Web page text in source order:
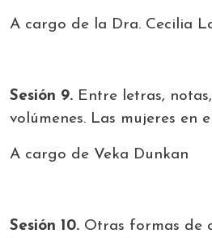
A cargo de la Dra. Cecilia
Sesión 9. Entre letras,
volúmenes. Las mujeres en
A cargo de Veka Dunkan
Sesión 10. Otras formas de